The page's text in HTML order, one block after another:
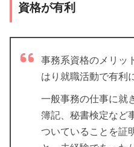
資格が有利
事務系資格のメリッ
はり就職活動で有利
一般事務の仕事に就
簿記、秘書検定など
ついていることを証